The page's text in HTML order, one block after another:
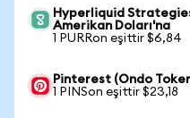
Hyperliquid
Amerikan Doları'na
1 PURRon eşittir $6,84
Pinterest (Ondo
1 PINSon eşittir $23,18